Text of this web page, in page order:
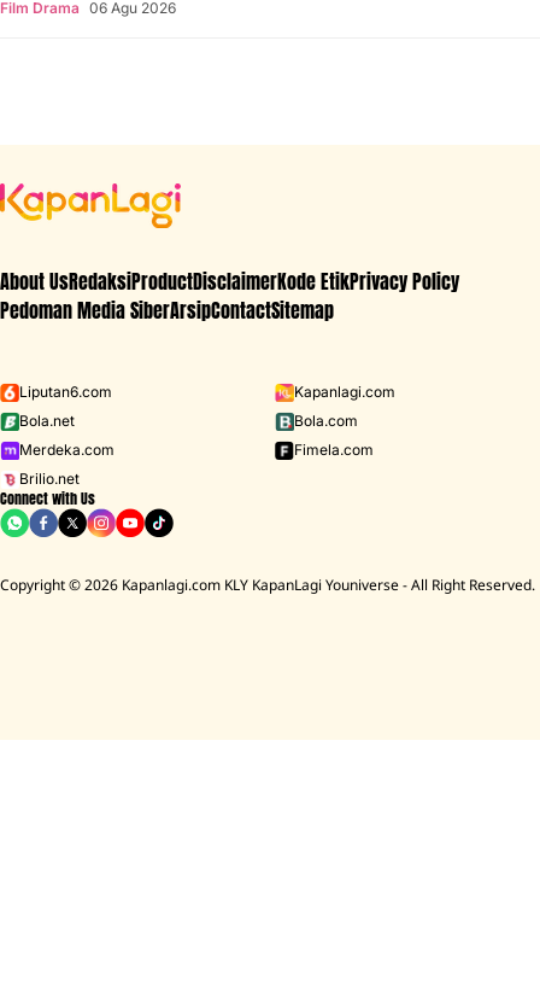
Film Drama 06 Agu 2026
About UsRedaksiProductDisclaimerKode EtikPrivacy Policy
Pedoman Media SiberArsipContactSitemap
Liputan6.com
Kapanlagi.com
Bola.net
Bola.com
Merdeka.com
Fimela.com
Brilio.net
Connect with Us
Copyright © 2026 Kapanlagi.com KLY KapanLagi Youniverse - All Right Reserved.